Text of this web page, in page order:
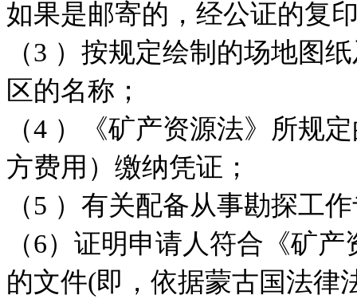
如果是邮寄的，经公证的复
（3 ）按规定绘制的场地图
区的名称；
（4 ）《矿产资源法》所规
方费用）缴纳凭证；
（5 ）有关配备从事勘探工
（6）证明申请人符合《矿
的文件(即，依据蒙古国法律